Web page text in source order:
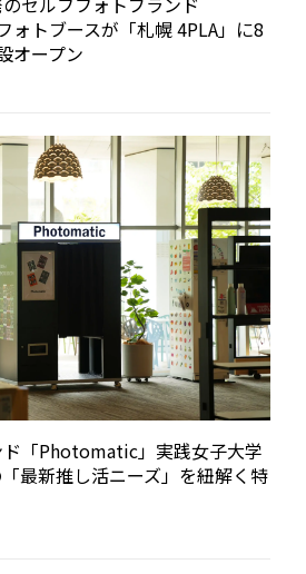
ォトブースが「札幌 4PLA」に8
オープン
「Photomatic」実践女子大学
最新推し活ニーズ」を紐解く特